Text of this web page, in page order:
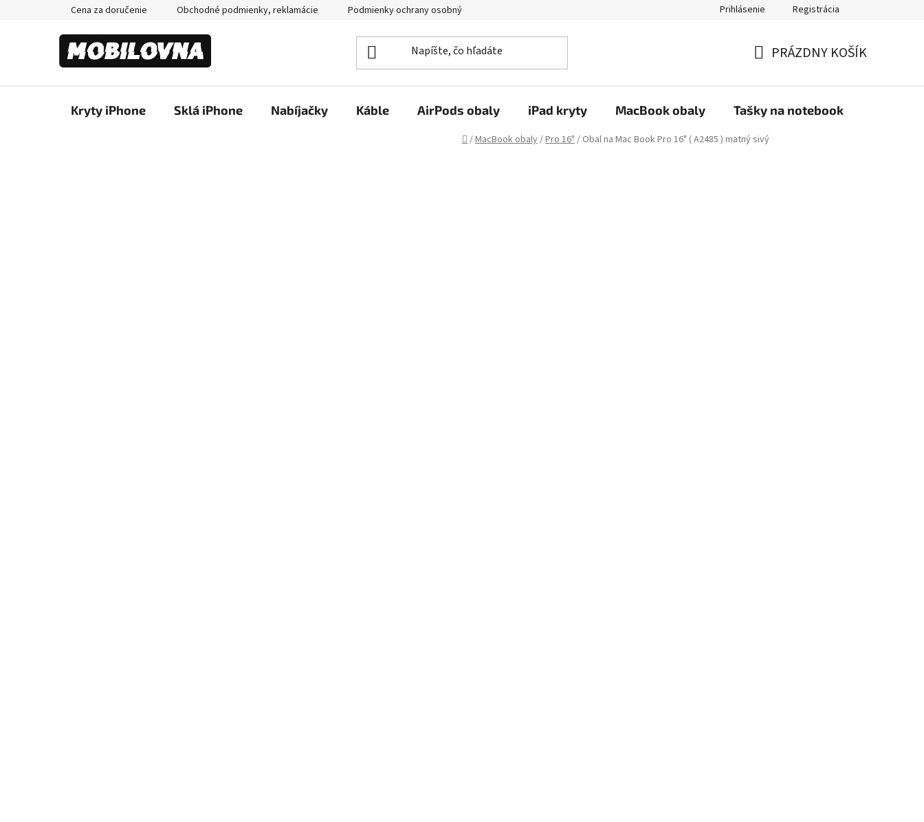
Cena za doručenie Obchodné podmienky, reklamácie Podmienky ochrany osobných údajov Prihlásenie Registrácia
KOŠÍK
PRÁZDNY KOŠÍK
Kryty iPhone Sklá iPhone Nabíjačky Káble AirPods obaly iPad kryty MacBook obaly Tašky na notebook
Domov
/MacBook obaly/Pro 16"/ Obal na Mac Book Pro 16" ( A2485 ) matný sivý